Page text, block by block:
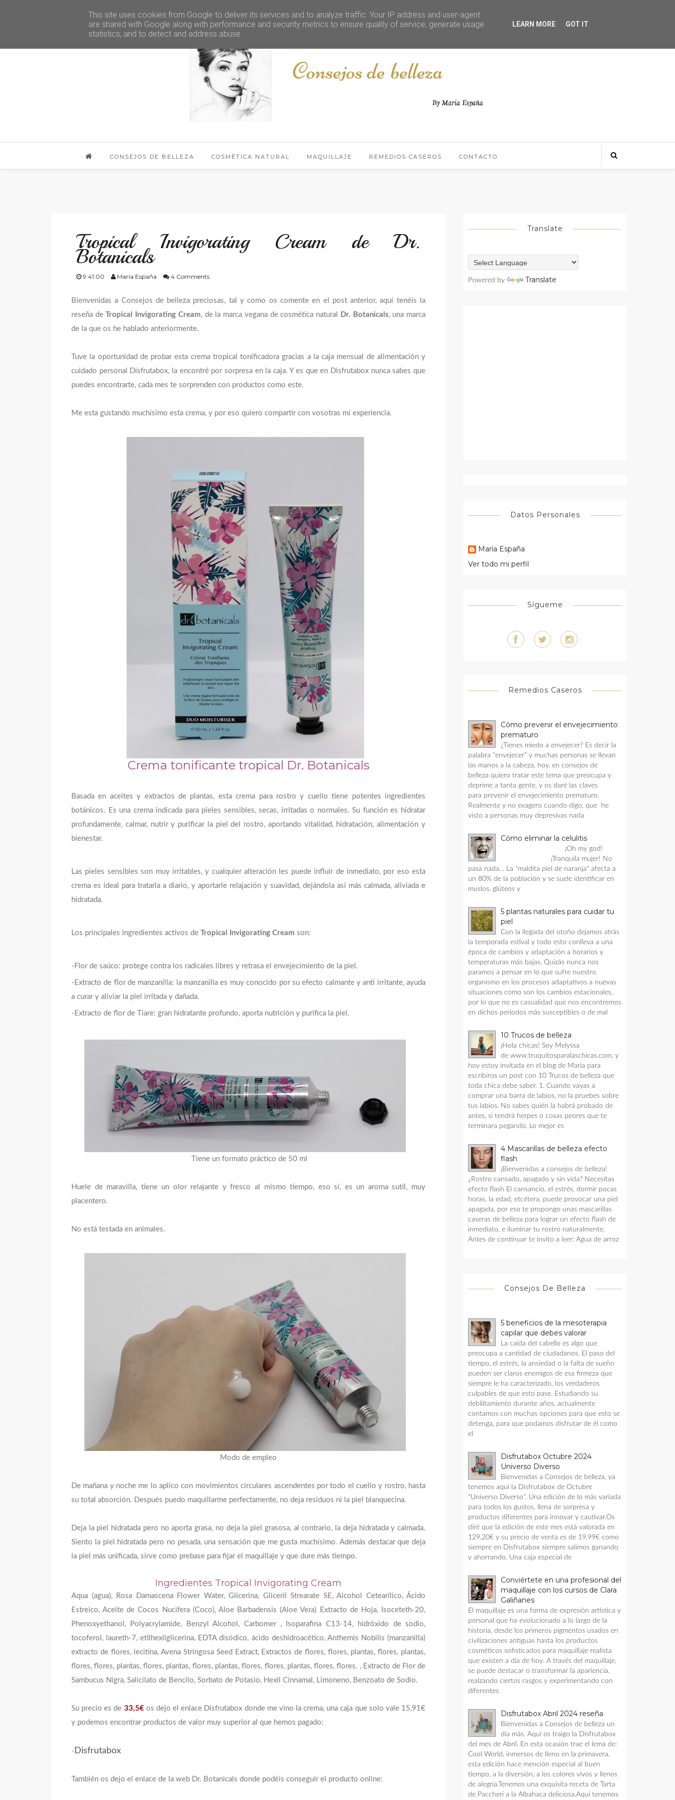
CONSEJOS DE BELLEZA COSMÉTICA NATURAL MAQUILLAJE REMEDIOS CASEROS CONTACTO
Tropical Invigorating Cream de Dr.
Botanicals
9:41:00 María España 4 Comments
Bienvenidas a Consejos de belleza preciosas, tal y como os comente en el post anterior, aquí tenéis la
reseña deTropical Invigorating Cream, de la marca vegana de cosmética natural Dr. Botanicals, una marca
de la que os he hablado anteriormente.
Tuve la oportunidad de probar esta crema tropical tonificadora gracias a la caja mensual de alimentación y
cuidado personal Disfrutabox, la encontré por sorpresa en la caja. Y es que en Disfrutabox nunca sabes que
puedes encontrarte, cada mes te sorprenden con productos como este.
Me esta gustando muchísimo esta crema, y por eso quiero compartir con vosotras mi experiencia.
Crema tonificante tropical Dr. Botanicals
Basada en aceites y extractos de plantas, esta crema para rostro y cuello tiene potentes ingredientes
botánicos. Es una crema indicada para pieles sensibles, secas, irritadas o normales. Su función es hidratar
profundamente, calmar, nutrir y purificar la piel del rostro, aportando vitalidad, hidratación, alimentación y
bienestar.
Las pieles sensibles son muy irritables, y cualquier alteración les puede influir de inmediato, por eso esta
crema es ideal para tratarla a diario, y aportarle relajación y suavidad, dejándola así más calmada, aliviada e
hidratada.
Los principales ingredientes activos de Tropical Invigorating Cream son:
-Flor de saúco: protege contra los radicales libres y retrasa el envejecimiento de la piel.
-Extracto de flor de manzanilla: la manzanilla es muy conocido por su efecto calmante y anti irritante, ayuda
a curar y aliviar la piel irritada y dañada.
-Extracto de flor de Tiare: gran hidratante profundo, aporta nutrición y purifica la piel.
Tiene un formato práctico de 50 ml
Huele de maravilla, tiene un olor relajante y fresco al mismo tiempo, eso sí, es un aroma sutil, muy
placentero.
No está testada en animales.
Modo de empleo
De mañana y noche me lo aplico con movimientos circulares ascendentes por todo el cuello y rostro, hasta
su total absorción. Después puedo maquillarme perfectamente, no deja residuos ni la piel blanquecina.
Deja la piel hidratada pero no aporta grasa, no deja la piel grasosa, al contrario, la deja hidratada y calmada.
Siento la piel hidratada pero no pesada, una sensación que me gusta muchísimo. Además destacar que deja
la piel más unificada, sirve como prebase para fijar el maquillaje y que dure más tiempo.
Ingredientes Tropical Invigorating Cream
Aqua (agua), Rosa Damascena Flower Water, Glicerina, Gliceril Strearate SE, Alcohol Cetearílico, Ácido
Estreico, Aceite de Cocos Nucifera (Coco), Aloe Barbadensis (Aloe Vera) Extracto de Hoja, Isoceteth-20,
Phenoxyethanol, Polyacrylamide, Benzyl Alcohol, Carbomer , Isoparafina C13-14, hidróxido de sodio,
tocoferol, laureth-7, etilhexilglicerina, EDTA disódico, ácido deshidroacético, Anthemis Nobilis (manzanilla)
extracto de flores, lecitina, Avena Stringosa Seed Extract, Extractos de flores, flores, plantas, flores, plantas,
flores, flores, plantas, flores, plantas, flores, plantas, flores, flores, plantas, flores, flores. , Extracto de Flor de
Sambucus Nigra, Salicilato de Bencilo, Sorbato de Potasio, Hexil Cinnamal, Limoneno, Benzoato de Sodio.
Su precio es de 33,5€ os dejo el enlace Disfrutabox donde me vino la crema, una caja que solo vale 15,91€
y podemos encontrar productos de valor muy superior al que hemos pagado:
- Disfrutabox
También os dejo el enlace de la web Dr. Botanicals donde podéis conseguir el producto online:
Translate
Powered by Translate
Datos Personales
María España
Ver todo mi perfil
Sígueme
Remedios Caseros
Cómo prevenir el envejecimiento
prematuro
¿Tienes miedo a envejecer? Es decir la
palabra “envejecer” y muchas personas se llevan
las manos a la cabeza, hoy, en consejos de
belleza quiero tratar este tema que preocupa y
deprime a tanta gente, y os daré las claves
para prevenir el envejecimiento prematuro.
Realmente y no exagero cuando digo, que he
visto a personas muy depresivas nada
Cómo eliminar la celulitis
¡Oh my god!
¡Tranquila mujer! No
pasa nada… La “maldita piel de naranja" afecta a
un 80% de la población y se suele identificar en
muslos, glúteos y
5 plantas naturales para cuidar tu
piel
Con la llegada del otoño dejamos atrás
la temporada estival y todo esto conlleva a una
época de cambios y adaptación a horarios y
temperaturas más bajas. Quizás nunca nos
paramos a pensar en lo que sufre nuestro
organismo en los procesos adaptativos a nuevas
situaciones como son los cambios estacionales,
por lo que no es casualidad que nos encontremos
en dichos períodos más susceptibles o de mal
10 Trucos de belleza
¡Hola chicas! Soy Melyssa
de www.truquitosparalaschicas.com, y
hoy estoy invitada en el blog de Maria para
escribiros un post con 10 Trucos de belleza que
toda chica debe saber. 1. Cuando vayas a
comprar una barra de labios, no la pruebes sobre
tus labios. No sabes quién la habrá probado de
antes, si tendrá herpes o cosas peores que te
terminara pegando. Lo mejor es
4 Mascarillas de belleza efecto
flash
¡Bienvenidas a consejos de belleza!
¿Rostro cansado, apagado y sin vida? Necesitas
efecto flash El cansancio, el estrés, dormir pocas
horas, la edad, etcétera, puede provocar una piel
apagada, por eso te propongo unas mascarillas
caseras de belleza para lograr un efecto flash de
inmediato, e iluminar tu rostro naturalmente.
Antes de continuar te invito a leer: Agua de arroz
Consejos De Belleza
5 beneficios de la mesoterapia
capilar que debes valorar
La caída del cabello es algo que
preocupa a cantidad de ciudadanos. El paso del
tiempo, el estrés, la ansiedad o la falta de sueño
pueden ser claros enemigos de esa firmeza que
siempre le ha caracterizado, los verdaderos
culpables de que esto pase. Estudiando su
debilitamiento durante años, actualmente
contamos con muchas opciones para que esto se
detenga, para que podamos disfrutar de él como
el
Disfrutabox Octubre 2024
Universo Diverso
Bienvenidas a Consejos de belleza, ya
tenemos aquí la Disfrutabox de Octubre
"Universo Diverso". Una edición de lo más variada
para todos los gustos, llena de sorpresa y
productos diferentes para innovar y cautivar.Os
diré que la edición de este mes está valorada en
129,20€ y su precio de venta es de 19,99€ como
siempre en Disfrutabox siempre salimos ganando
y ahorrando. Una caja especial de
Conviértete en una profesional del
maquillaje con los cursos de Clara
Galiñanes
El maquillaje es una forma de expresión artística y
personal que ha evolucionado a lo largo de la
historia, desde los primeros pigmentos usados en
civilizaciones antiguas hasta los productos
cosméticos sofisticados para maquillaje realista
que existen a día de hoy. A través del maquillaje,
se puede destacar o transformar la apariencia,
realzando ciertos rasgos y experimentando con
diferentes
Disfrutabox Abril 2024 reseña
Bienvenidas a Consejos de belleza un
día más. Aquí os traigo la Disfrutabox
del mes de Abril. En esta ocasión trae el lema de:
Cool World, inmersos de lleno en la primavera,
esta edición hace mención especial al buen
tiempo, a la diversión, a los colores vivos y llenos
de alegría.Tenemos una exquisita receta de Tarta
de Paccheri a la Albahaca deliciosa.Aquí tenemos
This site uses cookies from Google to deliver its services and to analyze traffic. Your IP address and user-agent
are shared with Google along with performance and security metrics to ensure quality of service, generate usage
statistics, and to detect and address abuse.
LEARN MORE GOT IT